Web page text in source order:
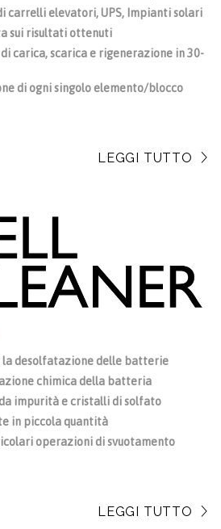
carrelli elevatori, UPS, Impianti solari
sui risultati ottenuti
carica, scarica e rigenerazione in 30-
di ogni singolo elemento/blocco
LEGGI TUTTO
la desolfatazione delle batterie
chimica della batteria
impurità e cristalli di solfato
in piccola quantità
operazioni di svuotamento
LEGGI TUTTO